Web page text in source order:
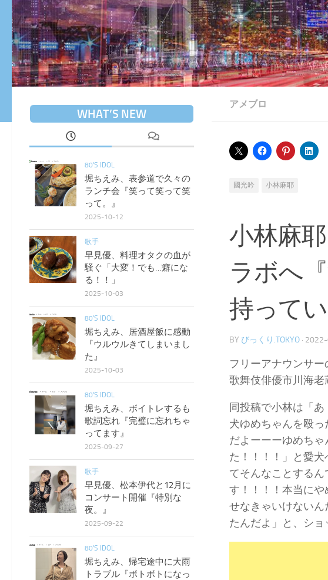
アメブロ
國光吟 小林麻耶
小林麻
ラボへ
持ってい
BY びっくり.TOKYO ·
フリーアナウンサ
歌舞伎俳優市川海老
同投稿で小林は「
犬ゆめちゃんを殴
だよーーーゆめち
た！！！！」と愛
てそんなことする
す！！！！本当に
せなきゃいけない
たんだよ」と、ショ
WHAT’S NEW
80'S IDOL
堀ちえみ、表参道で久々の
ランチ会『笑って笑って笑
って。』
2025-10-12
歌手
早見優、料理オタクの血が
騒ぐ「大変！でも…癖にな
る！！」
2025-10-03
80'S IDOL
堀ちえみ、居酒屋飯に感動
『ウルウルきてしまいまし
た』
2025-10-03
80'S IDOL
堀ちえみ、ボイトレするも
歌詞忘れ『完璧に忘れちゃ
ってます』
2025-09-27
歌手
早見優、松本伊代と12月に
コンサート開催『特別な
夜。』
2025-09-22
80'S IDOL
堀ちえみ、帰宅途中に大雨
トラブル『ボトボトになっ